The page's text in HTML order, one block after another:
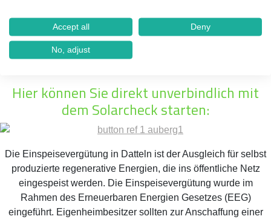
installieren. Und das kann schnell gehen! Denn in vier
einfachen Schritten kommen Sie bei GenialSolar vom
unverbindlichen Solarcheck zur fertigen Solaranlage auf Ihrem
Hier können Sie direkt unverbindlich mit
dem Solarcheck starten:
Die Einspeisevergütung in Datteln ist der Ausgleich für selbst
produzierte regenerative Energien, die ins öffentliche Netz
eingespeist werden. Die Einspeisevergütung wurde im
Rahmen des Erneuerbaren Energien Gesetzes (EEG)
eingeführt. Eigenheimbesitzer sollten zur Anschaffung einer
Accept all Deny
No, adjust